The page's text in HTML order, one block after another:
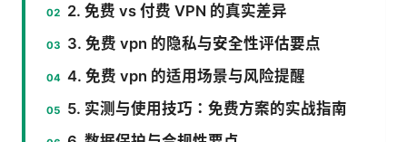
2. 免费 vs 付费 VPN 的真实差异
3. 免费 vpn 的隐私与安全性评估要点
4. 免费 vpn 的适用场景与风险提醒
5. 实测与使用技巧：免费方案的实战指南